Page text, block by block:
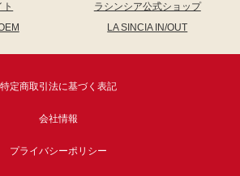
ラシンシア公式ショップ
LA SINCIA IN/OUT
特定商取引法に基づく表記
会社情報
プライバシーポリシー